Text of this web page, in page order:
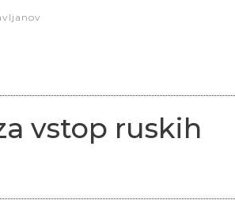
vstop ruskih